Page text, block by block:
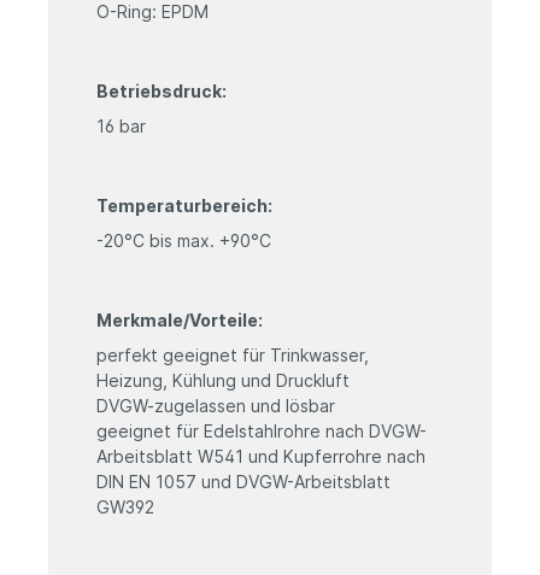
O-Ring: EPDM
Betriebsdruck:
16 bar
Temperaturbereich:
-20°C bis max. +90°C
Merkmale/Vorteile:
perfekt geeignet für Trinkwasser,
Heizung, Kühlung und Druckluft
DVGW-zugelassen und lösbar
geeignet für Edelstahlrohre nach DVGW-
Arbeitsblatt W541 und Kupferrohre nach
DIN EN 1057 und DVGW-Arbeitsblatt
GW392